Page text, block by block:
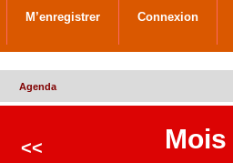
M’enregistrer Connexion
Agenda
<< Mois